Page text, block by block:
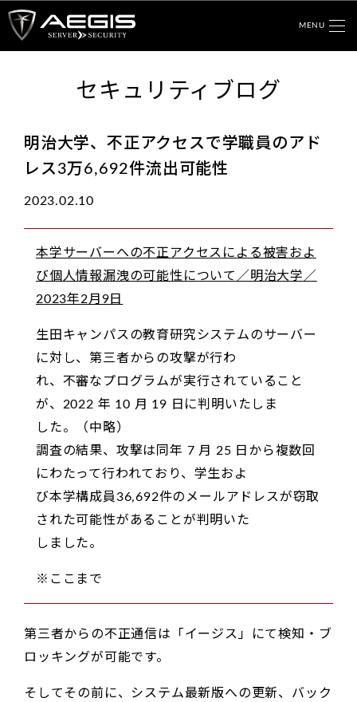
MENU
セキュリティブログ
明治大学、不正アクセスで学職員のアド
レス3万6,692件流出可能性
2023.02.10
本学サーバーへの不正アクセスによる被害およ
び個人情報漏洩の可能性について／明治大学／
2023年2月9日
生田キャンパスの教育研究システムのサーバー
に対し、第三者からの攻撃が行わ
れ、不審なプログラムが実行されていること
が、2022 年 10 月 19 日に判明いたしま
した。（中略）
調査の結果、攻撃は同年 7 月 25 日から複数回
にわたって行われており、学生およ
び本学構成員36,692件のメールアドレスが窃取
された可能性があることが判明いた
しました。
※ここまで
第三者からの不正通信は「イージス」にて検知・ブ
ロッキングが可能です。
そしてその前に、システム最新版への更新、バック